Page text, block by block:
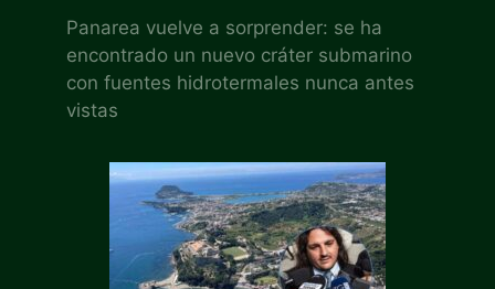
Panarea vuelve a sorprender: se ha
encontrado un nuevo cráter submarino
con fuentes hidrotermales nunca antes
vistas